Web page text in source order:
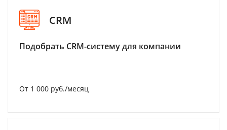
CRM
Подобрать CRM-систему для компании
От 1 000 руб./месяц